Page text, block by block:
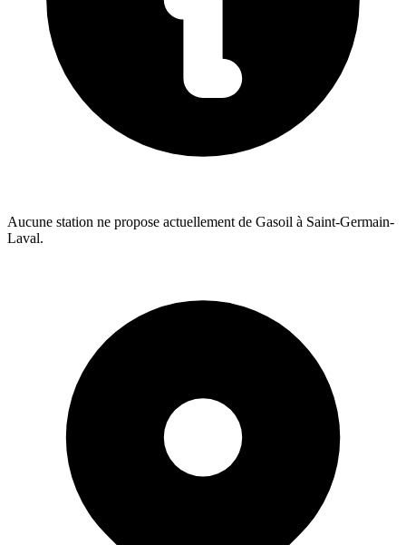
Aucune station ne propose actuellement de Gasoil à Saint-Germain-
Laval.